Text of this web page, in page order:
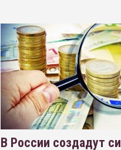
В России создадут